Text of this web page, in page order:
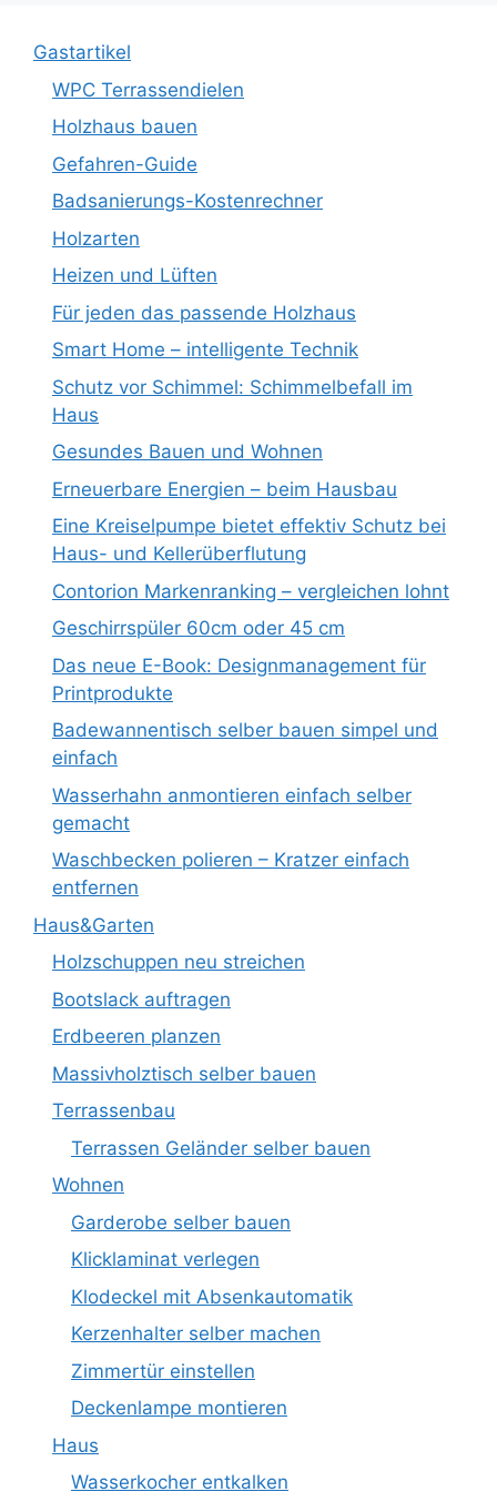
Gastartikel
WPC Terrassendielen
Holzhaus bauen
Gefahren-Guide
Badsanierungs-Kostenrechner
Holzarten
Heizen und Lüften
Für jeden das passende Holzhaus
Smart Home – intelligente Technik
Schutz vor Schimmel: Schimmelbefall im
Haus
Gesundes Bauen und Wohnen
Erneuerbare Energien – beim Hausbau
Eine Kreiselpumpe bietet effektiv Schutz bei
Haus- und Kellerüberflutung
Contorion Markenranking – vergleichen lohnt
Geschirrspüler 60cm oder 45 cm
Das neue E-Book: Designmanagement für
Printprodukte
Badewannentisch selber bauen simpel und
einfach
Wasserhahn anmontieren einfach selber
gemacht
Waschbecken polieren – Kratzer einfach
entfernen
Haus&Garten
Holzschuppen neu streichen
Bootslack auftragen
Erdbeeren planzen
Massivholztisch selber bauen
Terrassenbau
Terrassen Geländer selber bauen
Wohnen
Garderobe selber bauen
Klicklaminat verlegen
Klodeckel mit Absenkautomatik
Kerzenhalter selber machen
Zimmertür einstellen
Deckenlampe montieren
Haus
Wasserkocher entkalken